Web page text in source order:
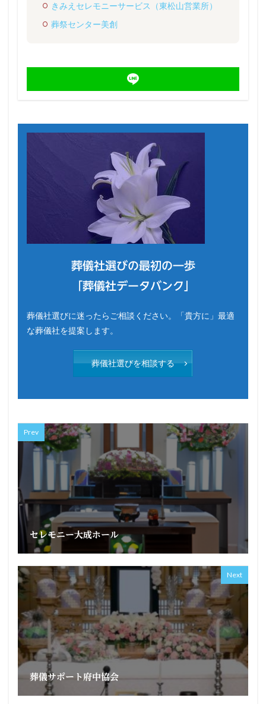
きみえセレモニーサービス（東松山営業所）
葬祭センター美創
葬儀社選びの最初の一歩
「葬儀社データバンク」
葬儀社選びに迷ったらご相談ください。「貴方に」最適
な葬儀社を提案します。
葬儀社選びを相談する
Prev
セレモニー大成ホール
Next
葬儀サポート府中協会